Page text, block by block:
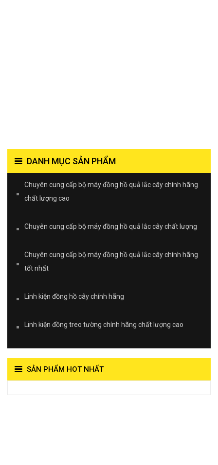
DANH MỤC SẢN PHẨM
Chuyên cung cấp bộ máy đồng hồ quả lắc cây chính hãng
chất lượng cao
Chuyên cung cấp bộ máy đồng hồ quả lắc cây chất lượng
Chuyên cung cấp bộ máy đồng hồ quả lắc cây chính hãng
tốt nhất
Linh kiện đồng hồ cây chính hãng
Linh kiện đồng treo tường chính hãng chất lượng cao
SẢN PHẨM HOT NHẤT